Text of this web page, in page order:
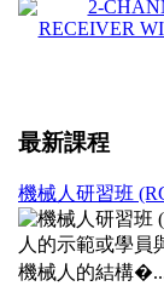
最新課程
機械人研習班
人的示範或學員
機械人的結構